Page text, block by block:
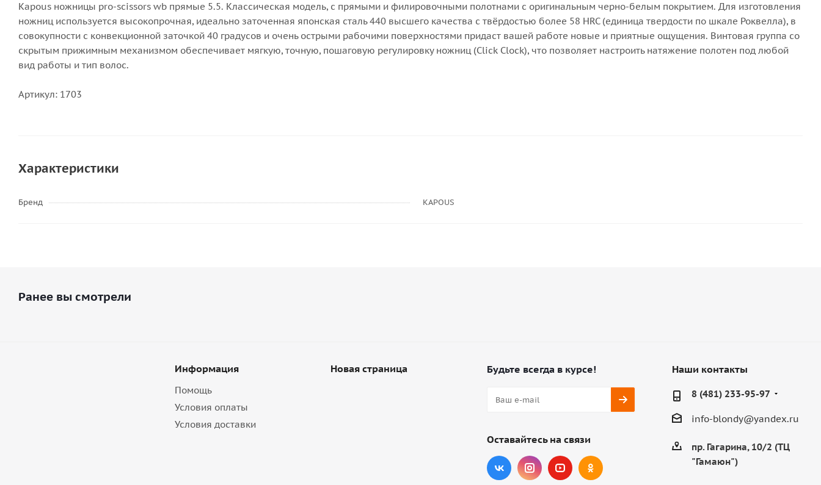
Kapous ножницы pro-scissors wb прямые 5.5. Классическая модель, с прямыми и филировочными полотнами с оригинальным черно-белым покрытием. Для изготовления
ножниц используется высокопрочная, идеально заточенная японская сталь 440 высшего качества с твёрдостью более 58 HRC (единица твердости по шкале Роквелла), в
совокупности с конвекционной заточкой 40 градусов и очень острыми рабочими поверхностями придаст вашей работе новые и приятные ощущения. Винтовая группа со
скрытым прижимным механизмом обеспечивает мягкую, точную, пошаговую регулировку ножниц (Click Clock), что позволяет настроить натяжение полотен под любой
вид работы и тип волос.
Артикул: 1703
Характеристики
Бренд KAPOUS
Ранее вы смотрели
Информация
Помощь
Условия оплаты
Условия доставки
Новая страница Будьте всегда в курсе!
Оставайтесь на связи
Наши контакты
8 (481) 233-95-97
info-blondy@yandex.ru
пр. Гагарина, 10/2 (ТЦ
"Гамаюн")